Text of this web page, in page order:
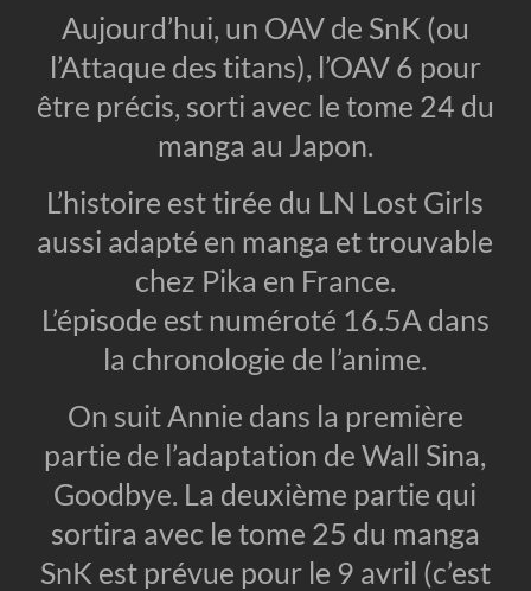
Aujourd’hui, un OAV de SnK (ou
l’Attaque des titans), l’OAV 6 pour
être précis, sorti avec le tome 24 du
manga au Japon.
L’histoire est tirée du LN Lost Girls
aussi adapté en manga et trouvable
chez Pika en France.
L’épisode est numéroté 16.5A dans
la chronologie de l’anime.
On suit Annie dans la première
partie de l’adaptation de Wall Sina,
Goodbye. La deuxième partie qui
sortira avec le tome 25 du manga
SnK est prévue pour le 9 avril (c’est